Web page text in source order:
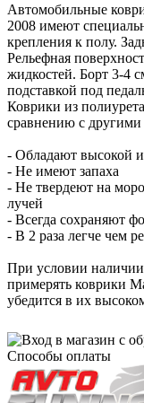
Автомобильные
2008 имеют
крепления к полу.
Рельефная
жидкостей. Борт 3-4
подставкой под
Коврики из
сравнению с другими
- Обладают высокой
- Не имеют запаха
- Не твердеют на
лучей
- Всегда сохраняют
- В 2 раза легче чем
При условии наличии
примерять коврики
убедится в их
Способы оплаты